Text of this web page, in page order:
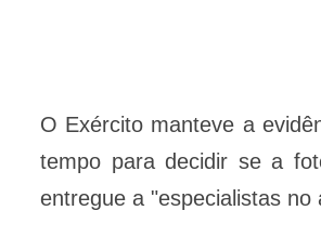
O Exército manteve a
tempo para decidir se a
entregue a "especialistas